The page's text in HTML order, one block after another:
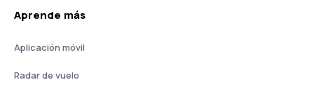
Aprende más
Aplicación móvil
Radar de vuelo